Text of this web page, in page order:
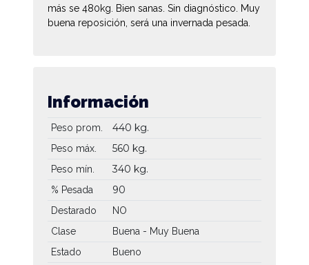
más se 480kg. Bien sanas. Sin diagnóstico. Muy
buena reposición, será una invernada pesada.
Información
Peso prom. 440 kg.
Peso máx. 560 kg.
Peso mín. 340 kg.
% Pesada 90
Destarado
NO
Clase
Buena - Muy Buena
Estado
Bueno